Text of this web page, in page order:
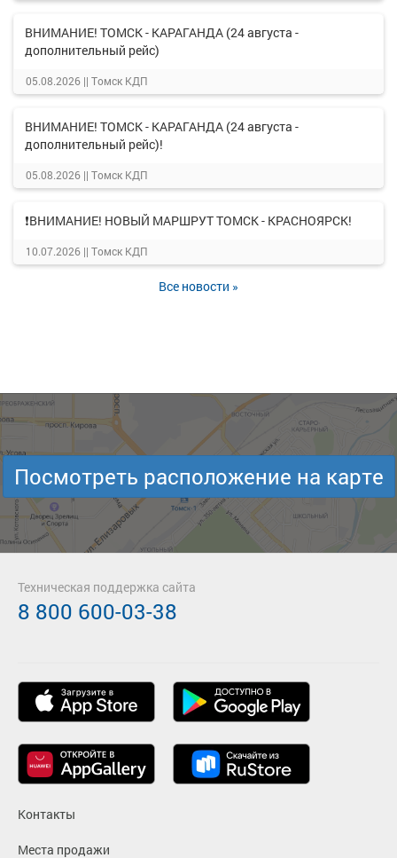
ВНИМАНИЕ! ТОМСК - КАРАГАНДА (24 августа -
дополнительный рейс)
05.08.2026 || Томск КДП
ВНИМАНИЕ! ТОМСК - КАРАГАНДА (24 августа -
дополнительный рейс)!
05.08.2026 || Томск КДП
❗ВНИМАНИЕ! НОВЫЙ МАРШРУТ ТОМСК - КРАСНОЯРСК!
10.07.2026 || Томск КДП
Все новости »
Посмотреть расположение на карте
Контакты
Места продажи
Техническая поддержка сайта
8 800 600-03-38